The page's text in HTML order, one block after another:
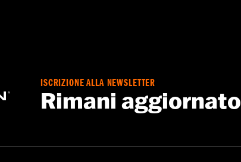
ISCRIZIONE ALLA NEWSLETTER
Rimani aggiornato